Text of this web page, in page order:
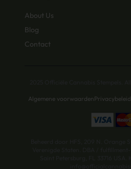
About Us
Blog
Contact
Algemene voorwaardenPrivacybeleid